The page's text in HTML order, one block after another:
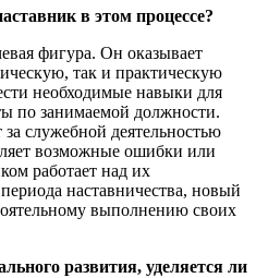
в этом процессе?
фигура. Он оказывает
так и практическую
необходимые навыки для
по занимаемой должности.
служебной деятельностью
возможные ошибки или
работает над их
наставничества, новый
выполнению своих
развития, уделяется ли